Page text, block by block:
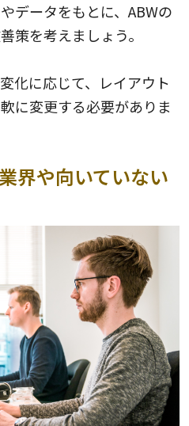
データをもとに、ABWの
策を考えましょう。
化に応じて、レイアウト
に変更する必要がありま
界や向いていない